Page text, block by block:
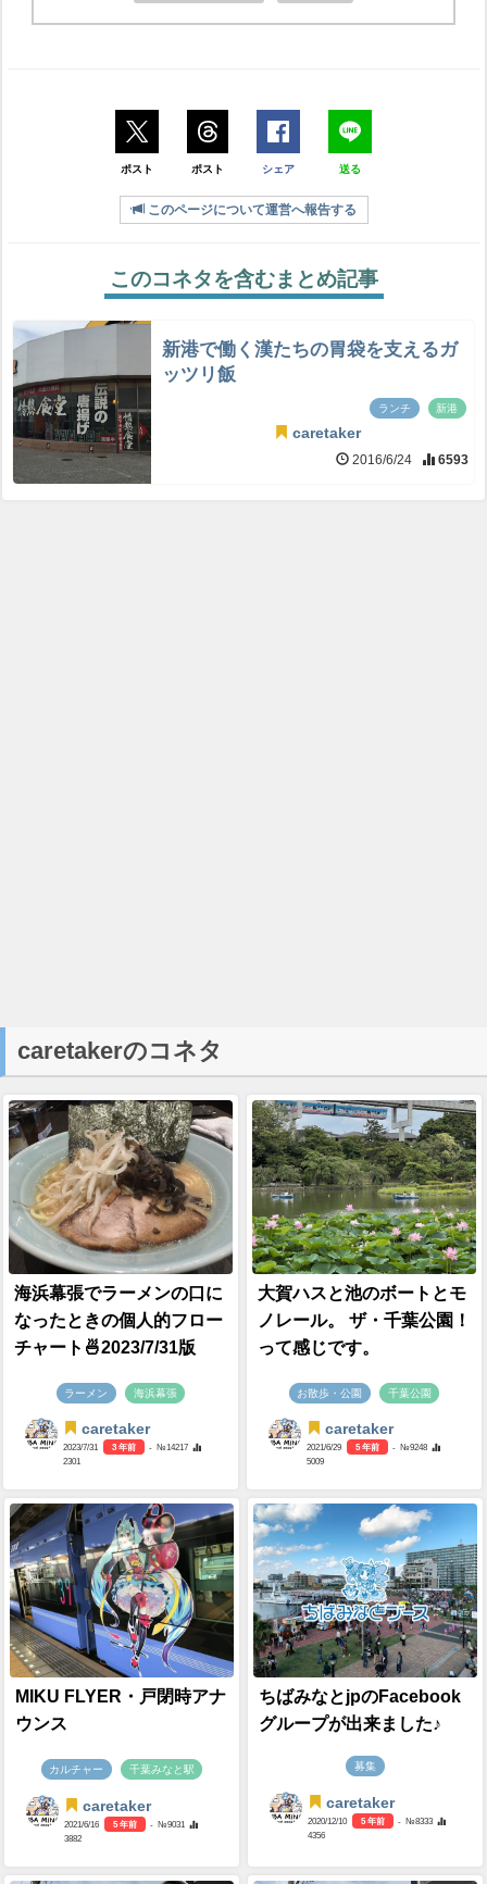
ポスト ポスト シェア 送る
このページについて運営へ報告する
このコネタを含むまとめ記事
新港で働く漢たちの胃袋を支えるガ
ッツリ飯
ランチ 新港
caretaker
2016/6/24 6593
caretakerのコネタ
海浜幕張でラーメンの口に
なったときの個人的フロー
チャート🍜2023/7/31版
ラーメン 海浜幕張
caretaker
2023/7/31 3 年前
- №14217
2301
大賀ハスと池のボートとモ
ノレール。 ザ・千葉公園！
って感じです。
お散歩・公園 千葉公園
caretaker
2021/6/29 5 年前
- №9248
5009
MIKU FLYER・戸閉時アナ
ウンス
カルチャー 千葉みなと駅
caretaker
2021/6/16 5 年前
- №9031
3882
ちばみなとjpのFacebook
グループが出来ました♪
募集
caretaker
2020/12/10 5 年前
- №8333
4356